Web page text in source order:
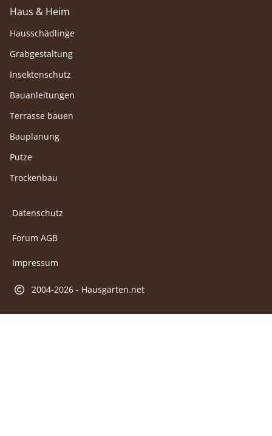
Haus & Heim
Hausschädlinge
Grabgestaltung
Insektenschutz
Bauanleitungen
Terrasse bauen
Bauplanung
Putze
Trockenbau
Datenschutz
Forum AGB
Impressum
2004-2026 - Hausgarten.net